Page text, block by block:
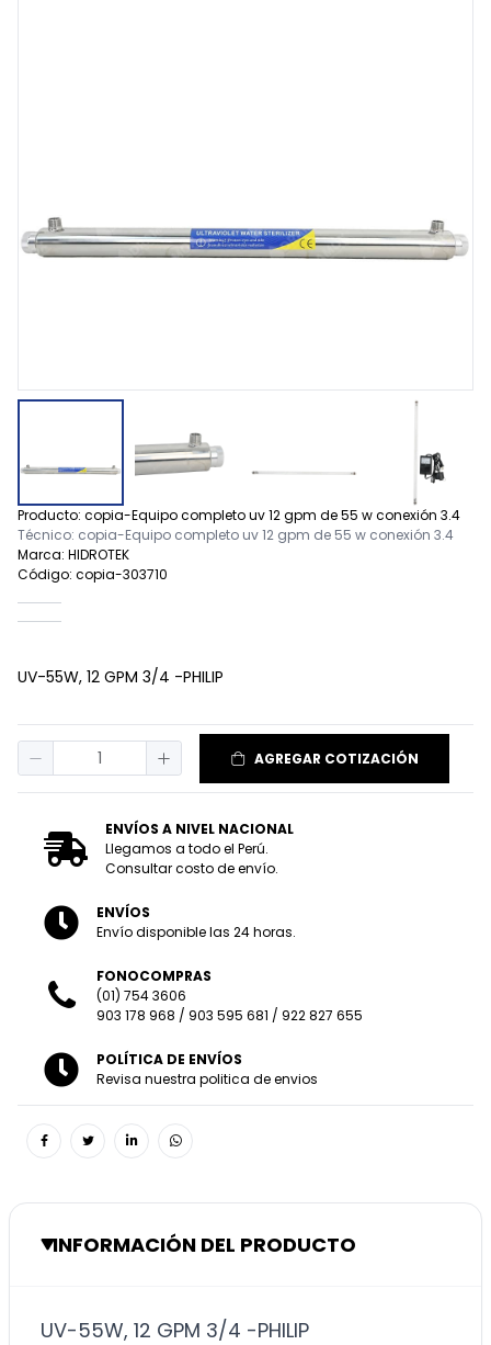
Producto: copia-Equipo completo uv 12 gpm de 55 w conexión 3.4
Técnico: copia-Equipo completo uv 12 gpm de 55 w conexión 3.4
Marca: HIDROTEK
Código: copia-303710
UV-55W, 12 GPM 3/4 -PHILIP
AGREGAR COTIZACIÓN
ENVÍOS A NIVEL NACIONAL
Llegamos a todo el Perú.
Consultar costo de envío.
ENVÍOS
Envío disponible las 24 horas.
FONOCOMPRAS
(01) 754 3606
903 178 968 / 903 595 681 / 922 827 655
POLÍTICA DE ENVÍOS
Revisa nuestra politica de envios
INFORMACIÓN DEL PRODUCTO
UV-55W, 12 GPM 3/4 -PHILIP